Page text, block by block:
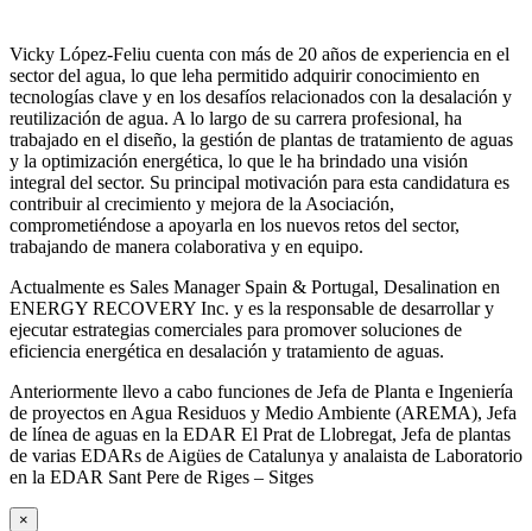
Vicky López-Feliu cuenta con más de 20 años de experiencia en el
sector del agua, lo que leha permitido adquirir conocimiento en
tecnologías clave y en los desafíos relacionados con la desalación y
reutilización de agua. A lo largo de su carrera profesional, ha
trabajado en el diseño, la gestión de plantas de tratamiento de aguas
y la optimización energética, lo que le ha brindado una visión
integral del sector. Su principal motivación para esta candidatura es
contribuir al crecimiento y mejora de la Asociación,
comprometiéndose a apoyarla en los nuevos retos del sector,
trabajando de manera colaborativa y en equipo.
Actualmente es Sales Manager Spain & Portugal, Desalination en
ENERGY RECOVERY Inc. y es la responsable de desarrollar y
ejecutar estrategias comerciales para promover soluciones de
eficiencia energética en desalación y tratamiento de aguas.
Anteriormente llevo a cabo funciones de Jefa de Planta e Ingeniería
de proyectos en Agua Residuos y Medio Ambiente (AREMA), Jefa
de línea de aguas en la EDAR El Prat de Llobregat, Jefa de plantas
de varias EDARs de Aigües de Catalunya y analaista de Laboratorio
en la EDAR Sant Pere de Riges – Sitges
×